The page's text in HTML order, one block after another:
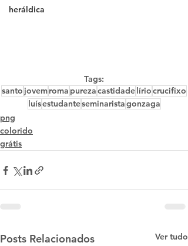
heráldica
Tags:
santo jovemroma purezacastidadelíriocrucifixo
luísestudanteseminaristagonzaga
png
colorido
grátis
Posts Relacionados Ver tudo